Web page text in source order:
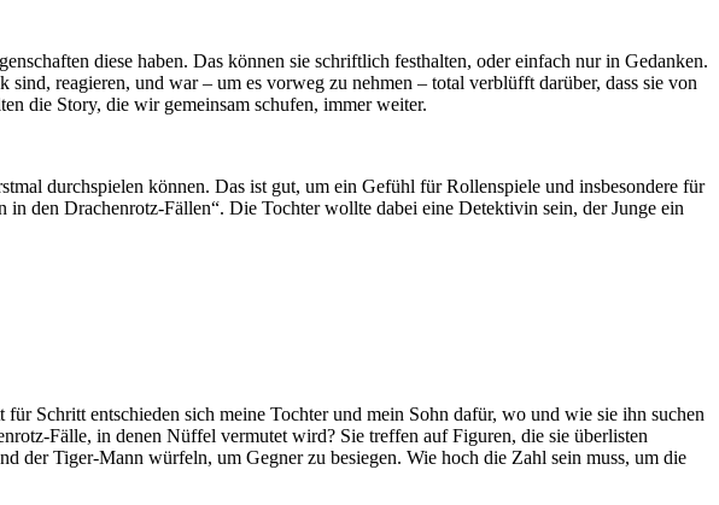
diese haben. Das können sie schriftlich festhalten, oder einfach nur in Gedanken.
reagieren, und war – um es vorweg zu nehmen – total verblüfft darüber, dass sie von
die Story, die wir gemeinsam schufen, immer weiter.
durchspielen können. Das ist gut, um ein Gefühl für Rollenspiele und insbesondere für
den Drachenrotz-Fällen“. Die Tochter wollte dabei eine Detektivin sein, der Junge ein
Schritt entschieden sich meine Tochter und mein Sohn dafür, wo und wie sie ihn suchen
Fälle, in denen Nüffel vermutet wird? Sie treffen auf Figuren, die sie überlisten
der Tiger-Mann würfeln, um Gegner zu besiegen. Wie hoch die Zahl sein muss, um die